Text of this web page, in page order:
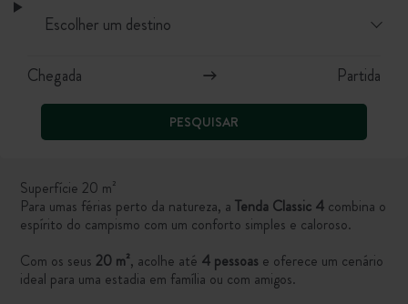
PESQUISAR
Superfície 20 m²
Para umas férias perto da natureza, aTenda Classic 4 combina o
espírito do campismo com um conforto simples e caloroso.
Com os seus 20 m², acolhe até 4 pessoas e oferece um cenário
ideal para uma estadia em família ou com amigos.